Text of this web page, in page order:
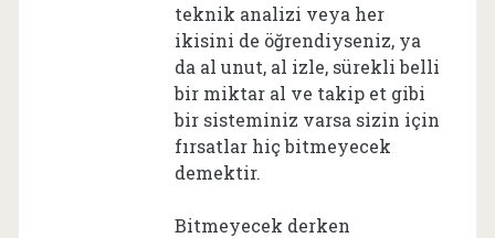
teknik analizi veya her
ikisini de öğrendiyseniz, ya
da al unut, al izle, sürekli belli
bir miktar al ve takip et gibi
bir sisteminiz varsa sizin için
fırsatlar hiç bitmeyecek
demektir.
Bitmeyecek derken